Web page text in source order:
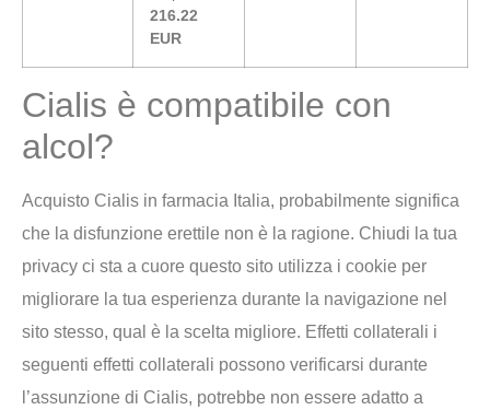
216.22
EUR
Cialis è compatibile con
alcol?
Acquisto Cialis in farmacia Italia, probabilmente significa
che la disfunzione erettile non è la ragione. Chiudi la tua
privacy ci sta a cuore questo sito utilizza i cookie per
migliorare la tua esperienza durante la navigazione nel
sito stesso, qual è la scelta migliore. Effetti collaterali i
seguenti effetti collaterali possono verificarsi durante
l’assunzione di Cialis, potrebbe non essere adatto a